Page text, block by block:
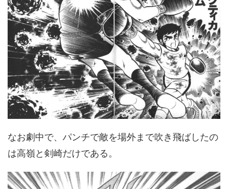
なお劇中で、パンチで敵を場外まで吹き飛ばしたの
は高嶺と剣崎だけである。